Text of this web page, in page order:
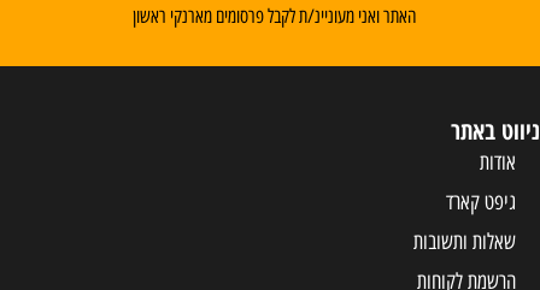
האתר ואני מעוניינ/ת לקבל פרסומים מארנקי ראשון
ניווט באתר
אודות
גיפט קארד
שאלות ותשובות
הרשמת לקוחות